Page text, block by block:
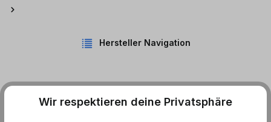
Hersteller Navigation
Produkte von Fee Brothers
Wir respektieren deine Privatsphäre